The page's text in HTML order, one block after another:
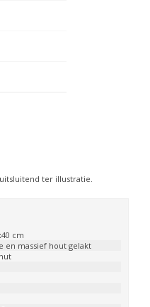
ter illustratie.
cm
en massief hout gelakt